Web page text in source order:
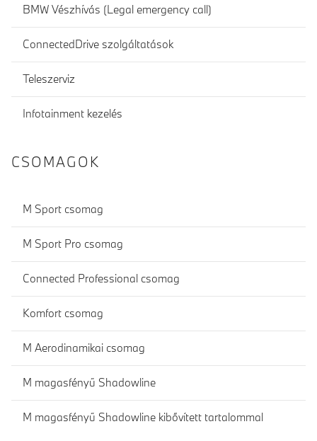
BMW Vészhívás (Legal emergency call)
ConnectedDrive szolgáltatások
Teleszerviz
Infotainment kezelés
CSOMAGOK
M Sport csomag
M Sport Pro csomag
Connected Professional csomag
Komfort csomag
M Aerodinamikai csomag
M magasfényű Shadowline
M magasfényű Shadowline kibővített tartalommal